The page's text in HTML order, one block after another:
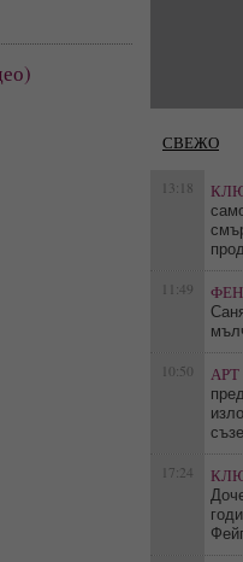
СВЕЖО
13:18
11:49
10:50 АРТ
17:24